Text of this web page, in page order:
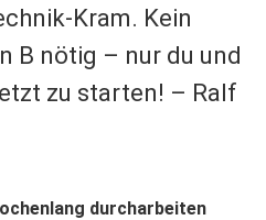
Kram. Kein
B nötig – nur du und
zu starten! – Ralf
durcharbeiten